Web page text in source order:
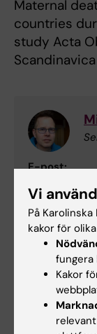
Maternal
countries
study Acta
E-post:
Institutionen
Uppdaterad av:
Lilian Pagrot
Vi
På
kakor för
fungera
Kakor